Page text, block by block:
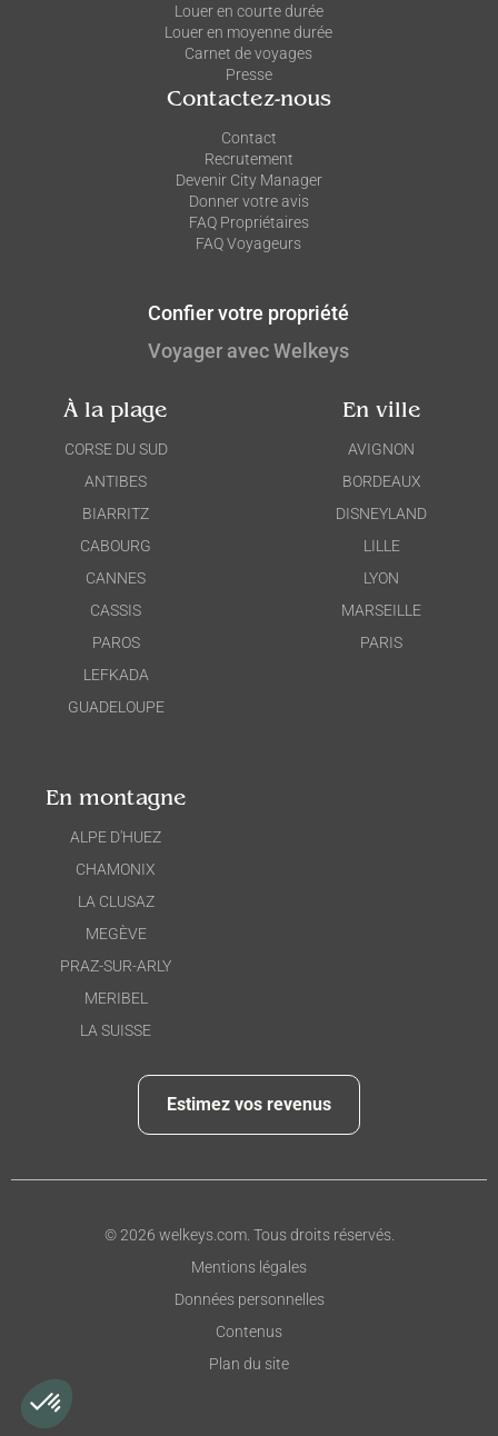
Louer en courte durée
Louer en moyenne durée
Carnet de voyages
Presse
Contactez-nous
Contact
Recrutement
Devenir City Manager
Donner votre avis
FAQ Propriétaires
FAQ Voyageurs
Voyager avec Welkeys
Confier votre propriété
À la plage
CORSE DU SUD
ANTIBES
BIARRITZ
CABOURG
CANNES
CASSIS
PAROS
LEFKADA
GUADELOUPE
En ville
AVIGNON
BORDEAUX
DISNEYLAND
LILLE
LYON
MARSEILLE
PARIS
En montagne
ALPE D'HUEZ
CHAMONIX
LA CLUSAZ
MEGÈVE
PRAZ-SUR-ARLY
MERIBEL
LA SUISSE
Estimez vos revenus
© 2026 welkeys.com. Tous droits réservés.
Mentions légales
Données personnelles
Contenus
Plan du site